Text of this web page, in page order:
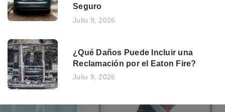
Seguro
Julio 9, 2026
¿Qué Daños Puede Incluir una
Reclamación por el Eaton Fire?
Julio 9, 2026